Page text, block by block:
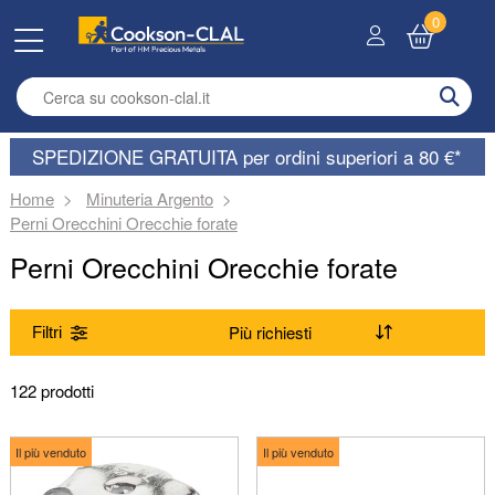
Enter search term
0
SPEDIZIONE GRATUITA per ordini superiori a 80 €*
Home
Minuteria Argento
Perni Orecchini Orecchie forate
Perni Orecchini Orecchie forate
Filtri
Gamma
Prodotti
122 prodotti
Il più venduto Il più venduto